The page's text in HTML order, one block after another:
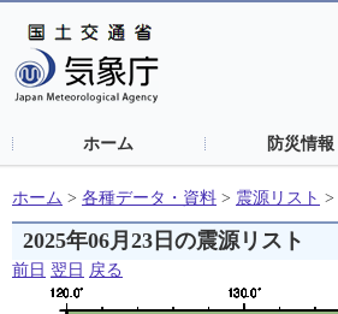
ホーム 防災情報
ホーム > 各種データ・資料 > 震源リスト >
2025年06月23日の震源リスト
前日 翌日 戻る